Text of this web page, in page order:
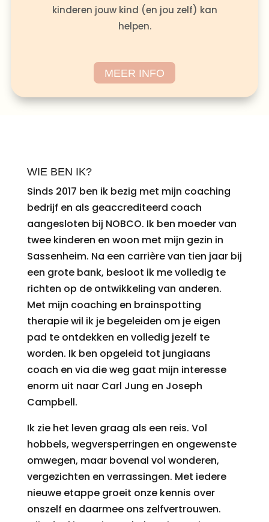
kinderen jouw kind (en jou zelf) kan
helpen.
MEER INFO
WIE BEN IK?
Sinds 2017 ben ik bezig met mijn coaching
bedrijf en als geaccrediteerd coach
aangesloten bij NOBCO. Ik ben moeder van
twee kinderen en woon met mijn gezin in
Sassenheim. Na een carrière van tien jaar bij
een grote bank, besloot ik me volledig te
richten op de ontwikkeling van anderen.
Met mijn coaching en brainspotting
therapie wil ik je begeleiden om je eigen
pad te ontdekken en volledig jezelf te
worden. Ik ben opgeleid tot jungiaans
coach en via die weg gaat mijn interesse
enorm uit naar Carl Jung en Joseph
Campbell.
Ik zie het leven graag als een reis. Vol
hobbels, wegversperringen en ongewenste
omwegen, maar bovenal vol wonderen,
vergezichten en verrassingen. Met iedere
nieuwe etappe groeit onze kennis over
onszelf en daarmee ons zelfvertrouwen.